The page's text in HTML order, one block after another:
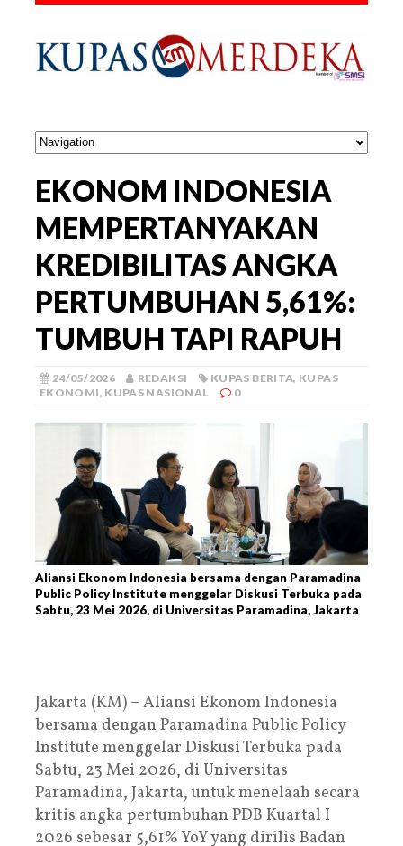
EKONOM INDONESIA
MEMPERTANYAKAN
KREDIBILITAS ANGKA
PERTUMBUHAN 5,61%:
TUMBUH TAPI RAPUH
24/05/2026 REDAKSI KUPAS BERITA, KUPAS
EKONOMI, KUPAS NASIONAL 0
Aliansi Ekonom Indonesia bersama dengan Paramadina
Public Policy Institute menggelar Diskusi Terbuka pada
Sabtu, 23 Mei 2026, di Universitas Paramadina, Jakarta
Jakarta (KM) – Aliansi Ekonom Indonesia
bersama dengan Paramadina Public Policy
Institute menggelar Diskusi Terbuka pada
Sabtu, 23 Mei 2026, di Universitas
Paramadina, Jakarta, untuk menelaah secara
kritis angka pertumbuhan PDB Kuartal I
2026 sebesar 5,61% YoY yang dirilis Badan